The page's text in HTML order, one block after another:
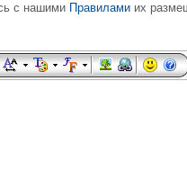
с нашими Правилами их